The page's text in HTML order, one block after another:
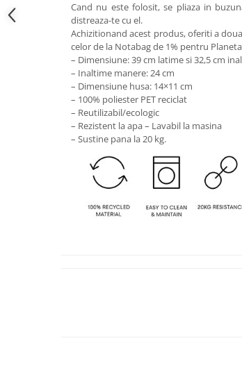
Cand nu este folosit, se pliaza in
distreaza-te cu el.
Achizitionand acest produs, oferiti a
celor de la Notabag de 1% pentru
– Dimensiune: 39 cm latime si 32,5 cm
– Inaltime manere: 24 cm
– Dimensiune husa: 14×11 cm
– 100% poliester PET reciclat
– Reutilizabil/ecologic
– Rezistent la apa – Lavabil la masina
– Sustine pana la 20 kg.